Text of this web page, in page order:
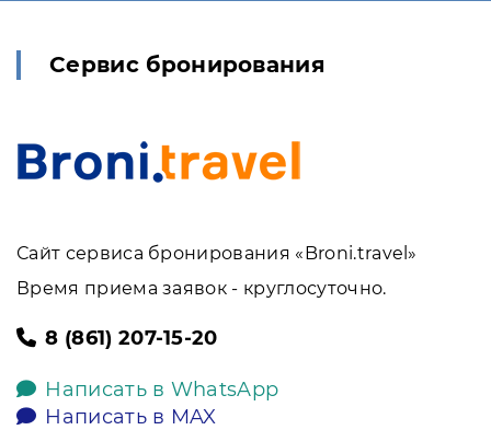
Сервис бронирования
Сайт сервиса бронирования «Broni.travel»
Время приема заявок - круглосуточно.
8 (861) 207-15-20
Написать в WhatsApp
Написать в MAX